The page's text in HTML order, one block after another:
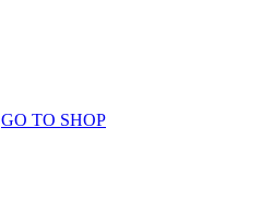
GO TO SHOP